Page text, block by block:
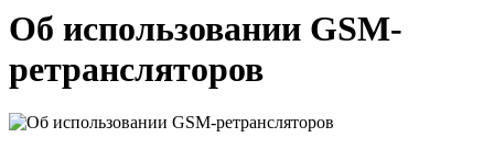
Об использовании GSM-
ретрансляторов